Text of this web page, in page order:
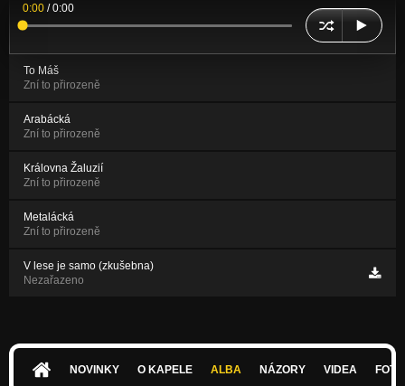
0:00 /0:00
To Máš
Zní to přirozeně
Arabácká
Zní to přirozeně
Královna Žaluzií
Zní to přirozeně
Metalácká
Zní to přirozeně
V lese je samo (zkušebna)
Nezařazeno
NOVINKY O KAPELE ALBA NÁZORY VIDEA